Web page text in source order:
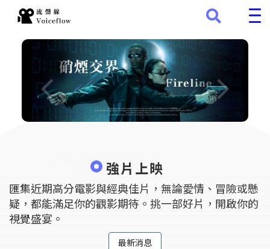
強片上映
匯集近期高分電影與經典佳片，無論愛情、冒險或懸
疑，都能滿足你的觀影期待。挑一部好片，開啟你的
視覺盛宴。
最新消息